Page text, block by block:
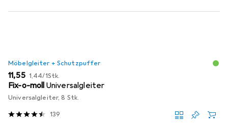
Möbelgleiter + Schutzpuffer
EUR
11,55 EUR
1,44/1Stk.
Fix-o-moll Universalgleiter
Universalgleiter, 8 Stk.
139